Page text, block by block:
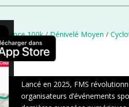
Distance 100k/Dénivelé Moyen/
Lancé en 2025, FMS
organisateurs d’événements